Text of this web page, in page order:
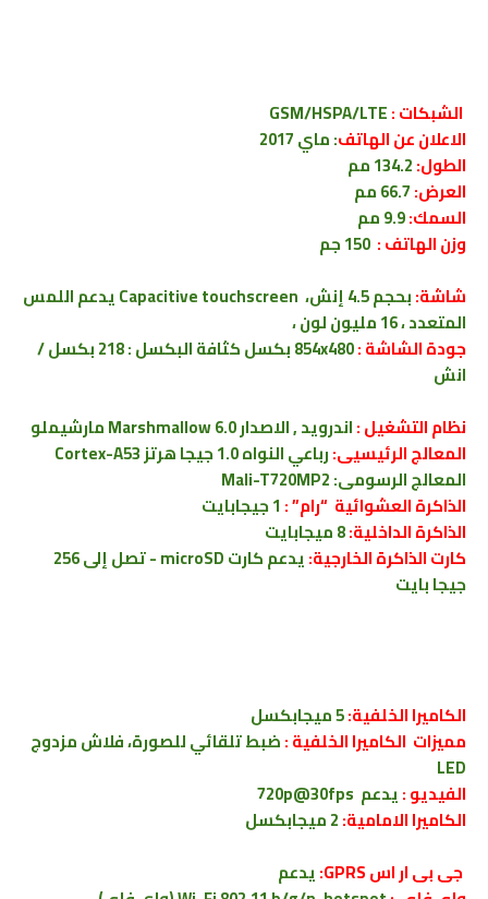
الشبكات :GSM/HSPA/LTE
الاعلان عن الهاتف: ماي 2017
الطول:
العرض:
السمك:
وزن الهاتف :
شاشة:
بحجم 4.5 إنش، Capacitive touchscreen يدعم اللمس
المتعدد ، 16 مليون لون ،
جودة الشاشة :
854x480 بكسل كثافة البكسل : 218 بكسل /
انش
نظام التشغيل :اندرويد , الاصدار 6.0 Marshmallow مارشيملو
المعالج الرئيسيى:رباعي النواه 1.0 جيجا هرتز Cortex-A53
المعالج الرسومى: Mali-T720MP2
الذاكرة العشوائية “رام” : 1 جيجابايت
الذاكرة الداخلية:
كارت الذاكرة الخارجية:
يدعم كارت microSD - تصل إلى 256
جيجا بايت
الكاميرا الخلفية:
مميزات الكاميرا الخلفية :ضبط تلقائي للصورة، فلاش مزدوج
LED
الفيديو :يدعم 720p@30fps
الكاميرا الامامية:2 ميجابكسل
جى بى ار اس GPRS:
يدعم